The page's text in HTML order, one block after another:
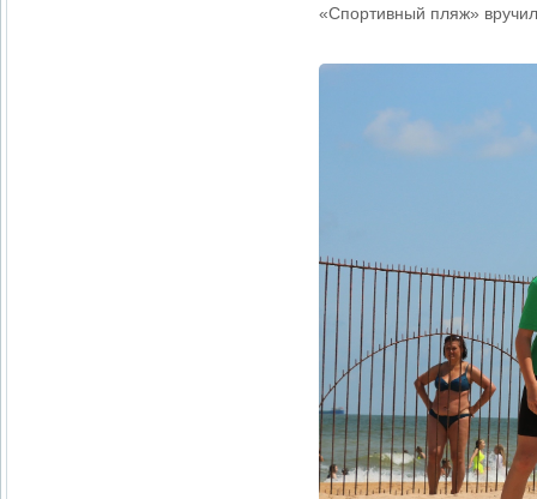
«Спортивный пляж»